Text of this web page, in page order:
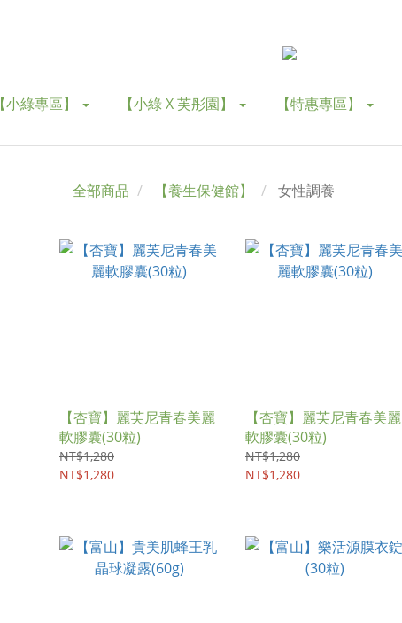
【小綠專區】 【小綠 X 芙彤園】 【特惠專區】
全部商品 【養生保健館】 女性調養
【杏寶】麗芙尼青春美麗
軟膠囊(30粒)
NT$1,280
NT$1,280
【杏寶】麗芙尼青春美麗
軟膠囊(30粒)
NT$1,280
NT$1,280